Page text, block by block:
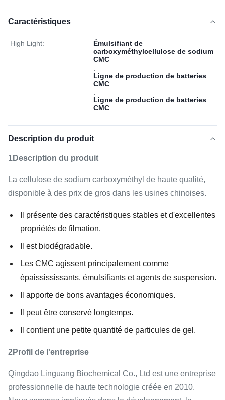
Caractéristiques
High Light:
Émulsifiant de
carboxyméthylcellulose de sodium
CMC
Ligne de production de batteries
CMC
Ligne de production de batteries
CMC
Description du produit
1Description du produit
La cellulose de sodium carboxyméthyl de haute qualité,
disponible à des prix de gros dans les usines chinoises.
Il présente des caractéristiques stables et d'excellentes
propriétés de filmation.
Il est biodégradable.
Les CMC agissent principalement comme
épaissississants, émulsifiants et agents de suspension.
Il apporte de bons avantages économiques.
Il peut être conservé longtemps.
Il contient une petite quantité de particules de gel.
2Profil de l'entreprise
Qingdao Linguang Biochemical Co., Ltd est une entreprise
professionnelle de haute technologie créée en 2010.